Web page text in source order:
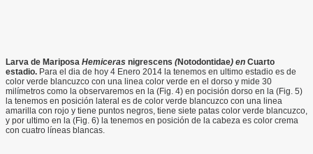
Larva de Mariposa Hemiceras nigrescens (Notodontidae) en Cuarto
estadio. Para el dia de hoy 4 Enero 2014 la tenemos en ultimo estadio es de
color verde blancuzco con una linea color verde en el dorso y mide 30
milímetros como la observaremos en la (Fig. 4) en pocisión dorso en la (Fig. 5)
la tenemos en posición lateral es de color verde blancuzco con una linea
amarilla con rojo y tiene puntos negros, tiene siete patas color verde blancuzco,
y por ultimo en la (Fig. 6) la tenemos en posición de la cabeza es color crema
con cuatro líneas blancas.